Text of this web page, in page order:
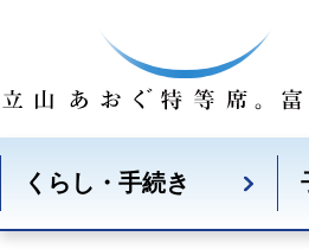
くらし・手続き